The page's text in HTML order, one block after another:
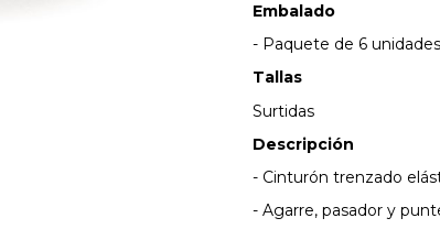
Embalado
- Paquete de 6
Tallas
Surtidas
Descripción
- Cinturón trenzado
- Agarre, pasador y